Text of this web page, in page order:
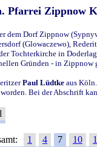
Pfarrei Zippnow
dem Dorf Zippnow
(Glowaczewo),
Tochterkirche in
Gründen - in Zippnow
Paul Lüdtke aus
Bei der Abschrift
1 4 7 10